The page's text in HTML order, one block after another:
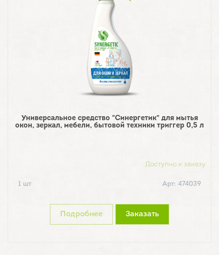
Универсальное средство "Синергетик" для мытья
окон, зеркал, мебели, бытовой техники триггер 0,5 л
Доступно к заказу
1 шт Арт: 474039
Подробнее Заказать